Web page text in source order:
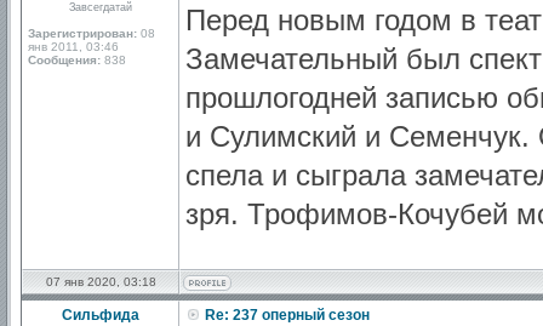
Завсегдатай
Зарегистрирован: 08
янв 2011, 03:46
Сообщения: 838
Перед новым годом в
Замечательный был
прошлогодней записью
и Сулимский и
спела и сыграла
зря. Трофимов-Кочубей
07 янв 2020, 03:18
Сильфида
Re: 237 оперный сезон